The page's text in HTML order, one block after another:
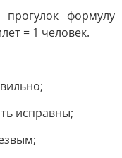
формулу
= 1 человек.
исправны;